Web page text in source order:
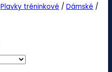
Plavky tréninkové / Dámské /